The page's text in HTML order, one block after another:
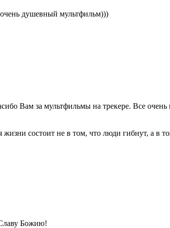
душевный мультфильм)))
Вам за мультфильмы на трекере. Все очень
жизни состоит не в том, что люди гибнут, а в
Божию!